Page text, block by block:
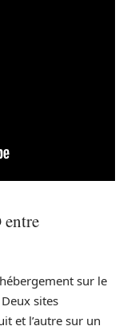
entre
sur le
sites
et l’autre sur un